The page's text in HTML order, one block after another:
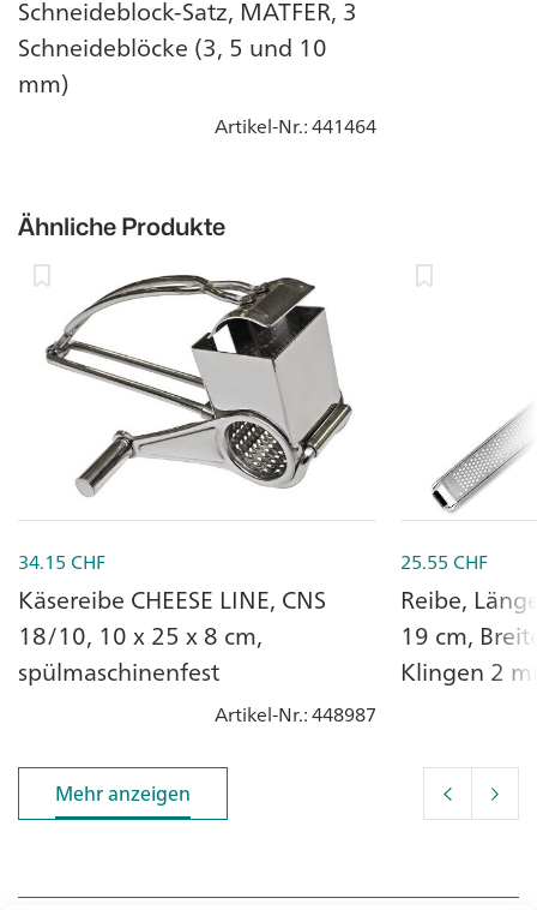
Schneideblock-Satz, MATFER, 3
Schneideblöcke (3, 5 und 10
mm)
Artikel-Nr.: 441464
Ähnliche Produkte
34.15 CHF
Käsereibe CHEESE LINE, CNS
18/10, 10 x 25 x 8 cm,
spülmaschinenfest
Artikel-Nr.: 448987
25.55 CHF
Reibe,
19 cm,
Klingen 2
Mehr anzeigen
Mehr anzeigen